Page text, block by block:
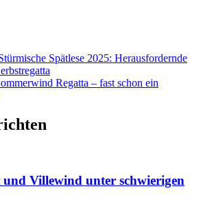
Spätlese 2025: Herausfordernde
Regatta – fast schon ein
und Villewind unter schwierigen